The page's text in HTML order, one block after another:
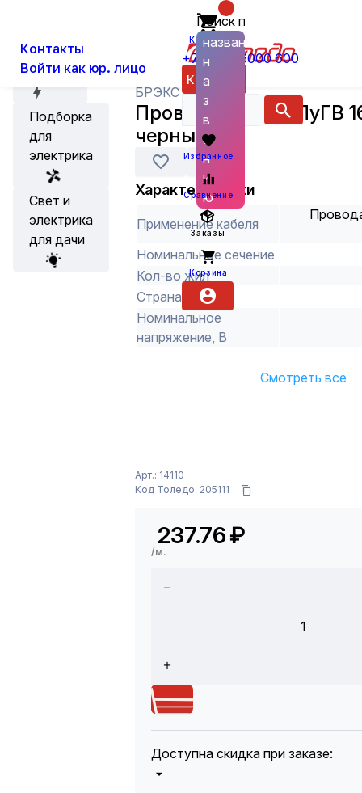
Контакты
Войти как юр. лицо
Корзина
+7 (800) 6000 600
Каталог
Поиск по
названию
н
а
з
в
а
н
и
ю
Избранное
Сравнение
Заказы
Корзина
Акции
Подборка
для
электрика
Свет и
электрика
для дачи
Кабель провод
БРЭКС
Провод медный ПуГВ
черный
Характеристики
Применение кабеля
Номинальное сечение
Кол-во жил
Страна
Номинальное
напряжение, В
Смотреть все
Арт.: 14110
Код Толедо: 205111
237.76₽
/м.
1
Доступна скидка при заказе: